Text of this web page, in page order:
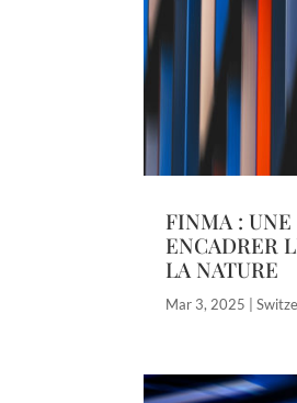
FINMA : UNE
ENCADRER
LA NATURE
Mar 3, 2025